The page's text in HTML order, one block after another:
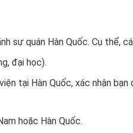
sự quán Hàn Quốc. Cụ thể,
đại học).
tại Hàn Quốc, xác nhận
hoặc Hàn Quốc.